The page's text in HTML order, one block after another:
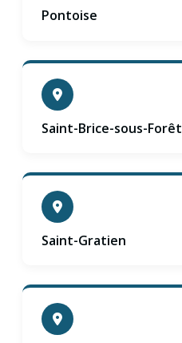
Pontoise
Saint-Brice-sous-Forêt
Saint-Gratien